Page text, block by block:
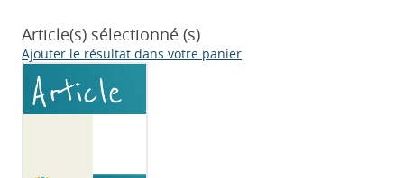
Article(s) sélectionné (s)
Ajouter le résultat dans votre panier